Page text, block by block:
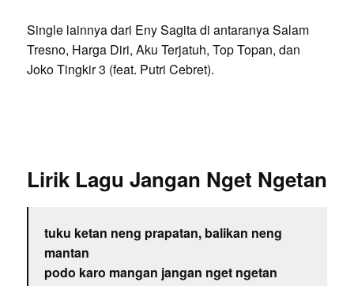
Single lainnya dari Eny Sagita di antaranya Salam
Tresno, Harga Diri, Aku Terjatuh, Top Topan, dan
Joko Tingkir 3 (feat. Putri Cebret).
Lirik Lagu Jangan Nget Ngetan
tuku ketan neng prapatan, balikan neng
mantan
podo karo mangan jangan nget ngetan